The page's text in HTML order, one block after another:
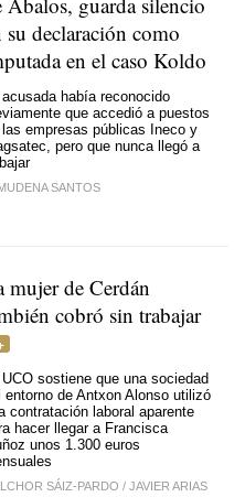
su declaración como
en el caso Koldo
acusada había reconocido
que accedió a puestos
empresas públicas Ineco y
pero que nunca llegó a
SANTOS
mujer de Cerdán
cobró sin trabajar
UCO sostiene que una sociedad
entorno de Antxon Alonso utilizó
contratación laboral aparente
hacer llegar a Francisca
unos 1.300 euros
SÁIZ-PARDO / JAVIER ARIAS